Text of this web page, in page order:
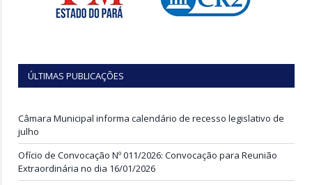
ÚLTIMAS PUBLICAÇÕES
Câmara Municipal informa calendário de recesso legislativo de
julho
Ofício de Convocação Nº 011/2026: Convocação para Reunião
Extraordinária no dia 16/01/2026